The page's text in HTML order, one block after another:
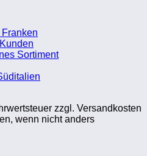
Sortiment
zzgl. Versandkosten
wenn nicht anders